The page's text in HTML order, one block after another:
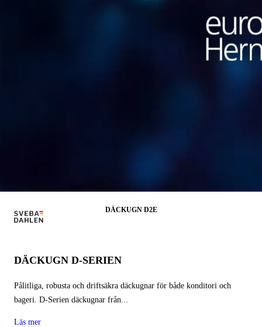
DÄCKUGN D2E
DÄCKUGN D-SERIEN
Pålitliga, robusta och driftsäkra däckugnar för både konditori och
bageri. D-Serien däckugnar från...
Läs mer